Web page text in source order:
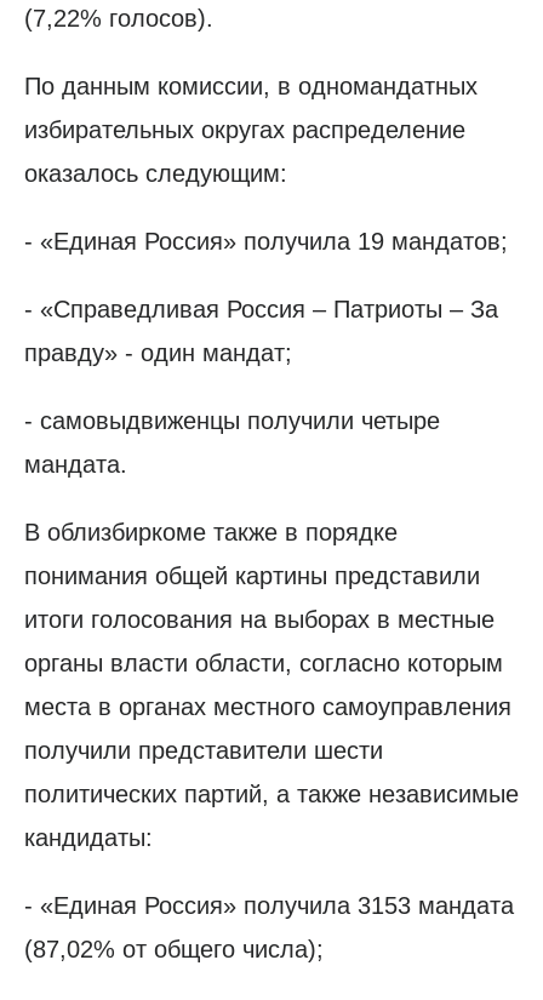
(7,22% голосов).
По данным комиссии, в одномандатных
избирательных округах распределение
оказалось следующим:
- «Единая Россия» получила 19 мандатов;
- «Справедливая Россия – Патриоты – За
правду» - один мандат;
- самовыдвиженцы получили четыре
мандата.
В облизбиркоме также в порядке
понимания общей картины представили
итоги голосования на выборах в местные
органы власти области, согласно которым
места в органах местного самоуправления
получили представители шести
политических партий, а также независимые
кандидаты:
- «Единая Россия» получила 3153 мандата
(87,02% от общего числа);